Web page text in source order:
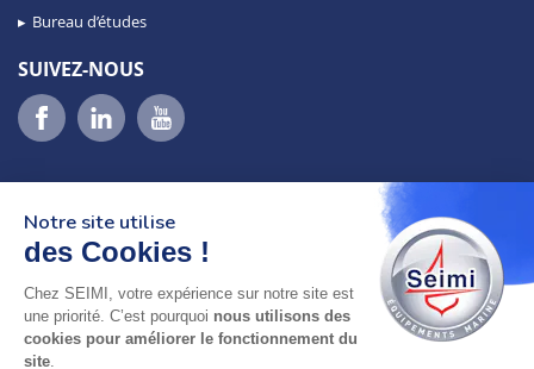
Bureau d’études
SUIVEZ-NOUS
02 98 46 11 02
lundi au vendredi
Notre site utilise
des Cookies !
Chez SEIMI, votre expérience sur notre site est
une priorité. C’est pourquoi nous utilisons des
cookies pour améliorer le fonctionnement du
site.